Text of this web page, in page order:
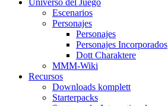
Universo del Juego
Escenarios
Personajes
Personajes
Personajes Incorporados
Dott Charaktere
MMM-Wiki
Recursos
Downloads komplett
Starterpacks